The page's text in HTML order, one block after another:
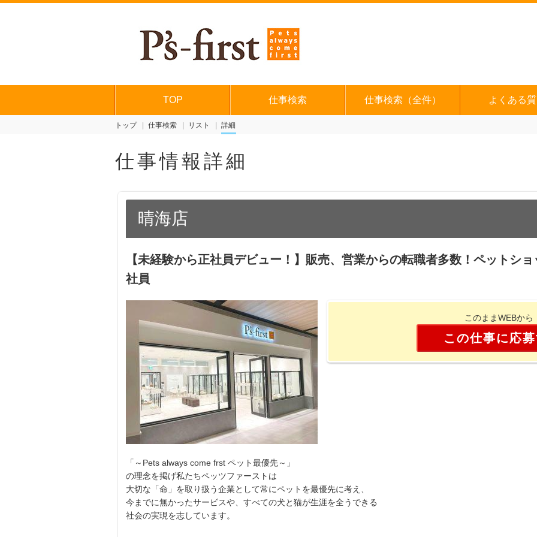
TOP 仕事検索 仕事検索（全件） よくある
トップ 仕事検索 リスト 詳細
仕事情報詳細
晴海店
【未経験から正社員デビュー！】販売、営業からの転職者多数！ペットシ
社員
このままWEBから
この仕事に応
「～Pets always come frst ペット最優先～」
の理念を掲げ私たちペッツファーストは
大切な「命」を取り扱う企業として常にペットを最優先に考え、
今までに無かったサービスや、すべての犬と猫が生涯を全うできる
社会の実現を志しています。